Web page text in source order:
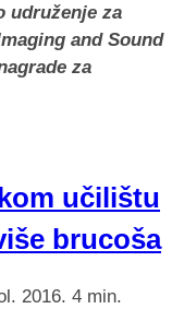
udruženje za
and Sound
za
učilištu
brucoša
2016. 4 min.